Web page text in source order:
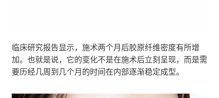
临床研究报告显示，施术两个月后胶原纤维密度有所增
加。也就是说，它的变化不是在施术后立刻呈现，而是需
要历经几周到几个月的时间在内部逐渐稳定成型。